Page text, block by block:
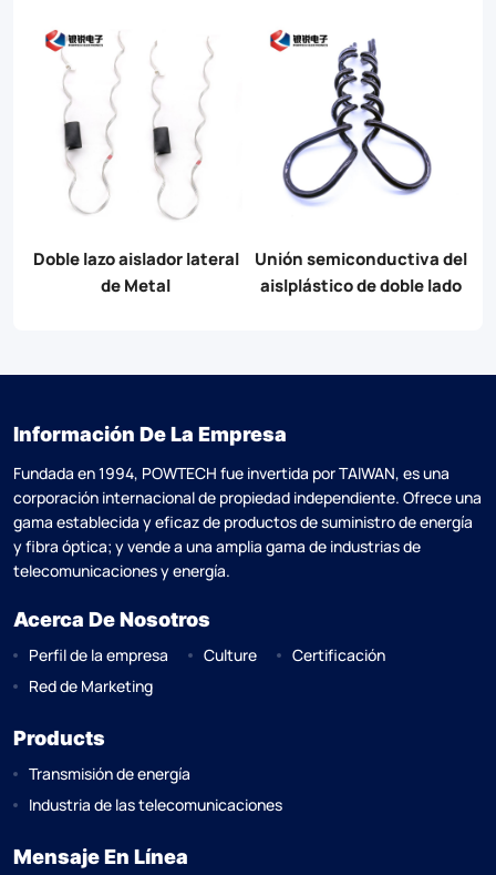
Doble lazo aislador lateral
de Metal
Unión semiconductiva del
aislplástico de doble lado
Información De La Empresa
Fundada en 1994, POWTECH fue invertida por TAlWAN, es una
corporación internacional de propiedad independiente. Ofrece una
gama establecida y eficaz de productos de suministro de energía
y fibra óptica; y vende a una amplia gama de industrias de
telecomunicaciones y energía.
Acerca De Nosotros
Perfil de la empresa Culture
Certificación
Red de Marketing
Products
Transmisión de energía
Industria de las telecomunicaciones
Mensaje En Línea